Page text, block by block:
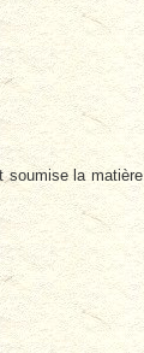
soumise la matière